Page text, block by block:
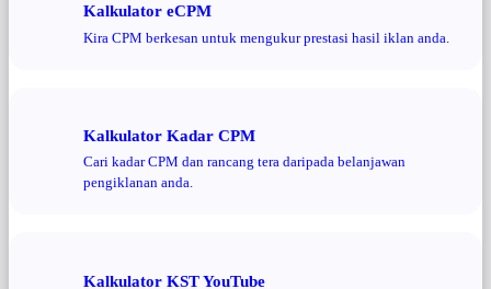
Kalkulator eCPM
Kira CPM berkesan untuk mengukur prestasi hasil iklan anda.
Kalkulator Kadar CPM
Cari kadar CPM dan rancang tera daripada belanjawan
pengiklanan anda.
Kalkulator KST YouTube